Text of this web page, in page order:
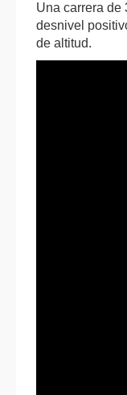
Una carrera de
desnivel
de altitud.